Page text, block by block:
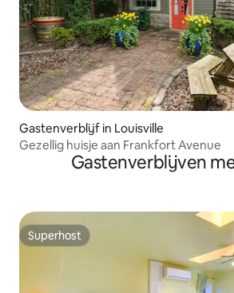
Gastenverblijf in Louisville
Gezellig huisje aan Frankfort Avenue
Gastenverblijven
Superhost
Superhost